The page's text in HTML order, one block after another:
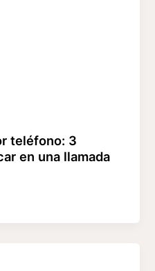
teléfono: 3
en una llamada